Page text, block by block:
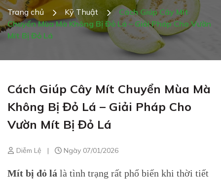
Trang chủ Kỹ Thuật
Cách Giúp Cây Mít
Chuyển Mùa Mà Không Bị Đỏ Lá – Giải Pháp Cho Vườn
Mít Bị Đỏ Lá
Cách Giúp Cây Mít Chuyển Mùa Mà
Không Bị Đỏ Lá – Giải Pháp Cho
Vườn Mít Bị Đỏ Lá
Diễm Lệ | Ngày 07/01/2026
Mít bị đỏ lá là tình trạng rất phổ biến khi thời tiết